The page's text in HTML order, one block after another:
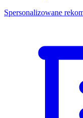
Spersonalizowane